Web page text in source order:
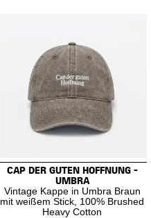
CAP DER GUTEN HOFFNUNG -
UMBRA
Vintage Kappe in Umbra Braun
mit weißem Stick, 100% Brushed
Heavy Cotton